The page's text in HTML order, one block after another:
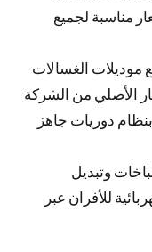
مناسبة لجميع
موديلات الغسالات
الأصلي من الشركة
بنظام دوريات جاهز
وتبديل
للأفران عبر